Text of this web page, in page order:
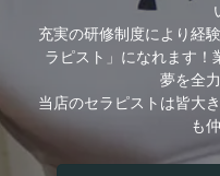
充実の研修制度により経
ラピスト」になれます
夢を全
当店のセラピストは皆大
も